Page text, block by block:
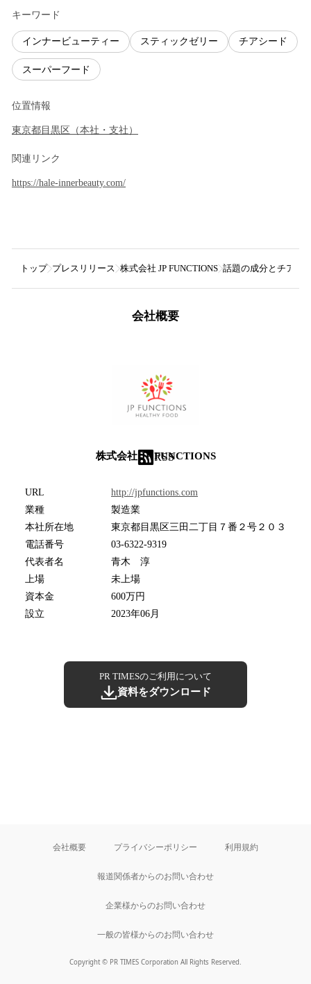
キーワード
インナービューティー スティックゼリー チアシード
スーパーフード
位置情報
東京都 目黒区 （本社・支社 ）
関連リンク
https://hale-innerbeauty.com/
トップ プレスリリース 株式会社 JP FUNCTIONS 話題の成分とチアシ
会社概要
株式会社 JP FUNCTIONS
RSS
URL
http://jpfunctions.com
業種
製造業
本社所在地
東京都目黒区三田二丁目７番２号２０３
電話番号
03-6322-9319
代表者名
青木 淳
上場
未上場
資本金
600万円
設立
2023年06月
PR TIMESのご利用について
資料をダウンロード
会社概要 プライバシーポリシー 利用規約
報道関係者からのお問い合わせ
企業様からのお問い合わせ
一般の皆様からのお問い合わせ
Copyright © PR TIMES Corporation All Rights Reserved.